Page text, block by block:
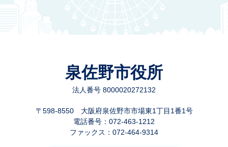
泉佐野市役所
法人番号 8000020272132
〒598-8550 大阪府泉佐野市市場東1丁目1番1号
電話番号：072-463-1212
ファックス：072-464-9314